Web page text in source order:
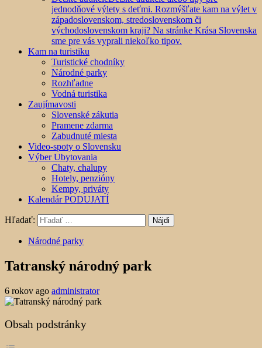
jednodňové výlety s deťmi. Rozmýšľate kam na výlet v
západoslovenskom, stredoslovenskom či
východoslovenskom kraji? Na stránke Krása Slovenska
sme pre vás vyprali niekoľko tipov.
Kam na turistiku
Turistické chodníky
Národné parky
Rozhľadne
Vodná turistika
Zaujímavosti
Slovenské zákutia
Pramene zdarma
Zabudnuté miesta
Video-spoty o Slovensku
Výber Ubytovania
Chaty, chalupy
Hotely, penzióny
Kempy, priváty
Kalendár PODUJATÍ
Hľadať:
Národné parky
Tatranský národný park
6 rokov ago administrator
Obsah podstránky